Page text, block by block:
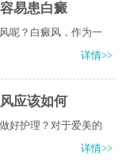
易患白癜
呢？白癜风，作为一
详情>>
应该如何
好护理？对于爱美的
详情>>